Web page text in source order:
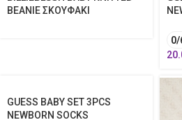
BEANIE ΣΚΟΥΦΑΚΙ
0/
GUESS BABY SET 3PCS
NEWBORN SOCKS